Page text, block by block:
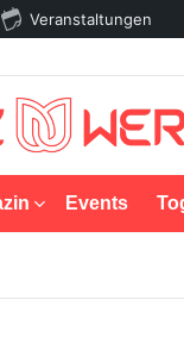
Events
Veranstaltungen